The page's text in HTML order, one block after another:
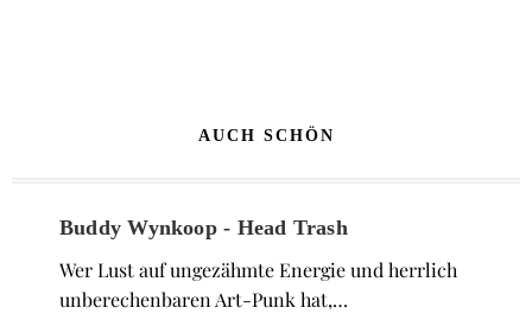
AUCH SCHÖN
Buddy Wynkoop - Head Trash
Wer Lust auf ungezähmte Energie und herrlich
unberechenbaren Art-Punk hat,…